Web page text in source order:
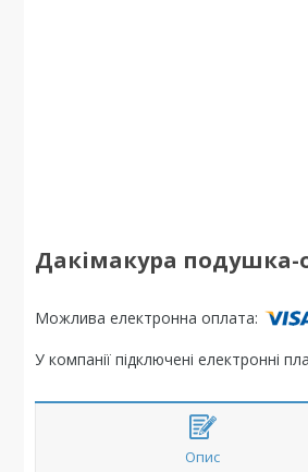
Дакімакура подушка-
У компанії підключені електронні
Опис